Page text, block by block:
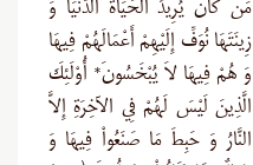
مَن كَانَ يُرِيدُ الْحَيَاةَ الدُّنْيَا وَ
زِينَتَهَا نُوَفِّ إِلَيْهِمْ أَعْمَالَهُمْ فِيهَا
وَ هُمْ فِيهَا لاَ يُبْخَسُونَ* أُوْلَئِكَ
الَّذِينَ لَيْسَ لَهُمْ فِي الآخِرَةِ إِلاَّ
النَّارُ وَ حَبِطَ مَا صَنَعُواْ فِيهَا وَ